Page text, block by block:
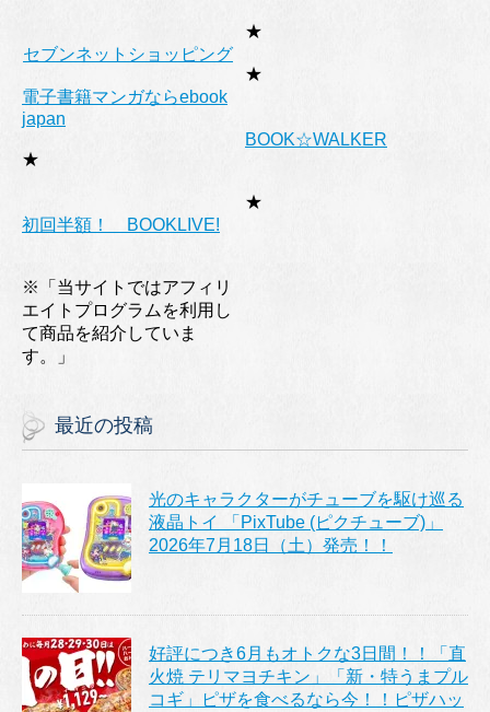
★
セブンネットショッピング
★
電子書籍マンガならebook
japan
★
BOOK☆WALKER
★
初回半額！ BOOKLIVE!
※「当サイトではアフィリ
エイトプログラムを利用し
て商品を紹介していま
す。」
最近の投稿
光のキャラクターがチューブを駆け巡る
液晶トイ 「PixTube (ピクチューブ)」
2026年7月18日（土）発売！！
好評につき6月もオトクな3日間！！「直
火焼 テリマヨチキン」「新・特うまプル
コギ」ピザを食べるなら今！！ピザハッ